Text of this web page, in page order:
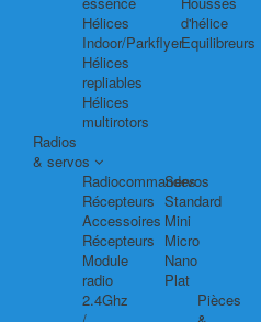
Hélices
Indoor/Parkflyer
Hélices
repliables
Hélices
multirotors
d'hélice
Equilibreurs
Radios
& servos
Radiocommandes
Récepteurs
Accessoires
Récepteurs
Module
radio
2.4Ghz
Servos
Standard
Mini
Micro
Nano
Plat
Pièces